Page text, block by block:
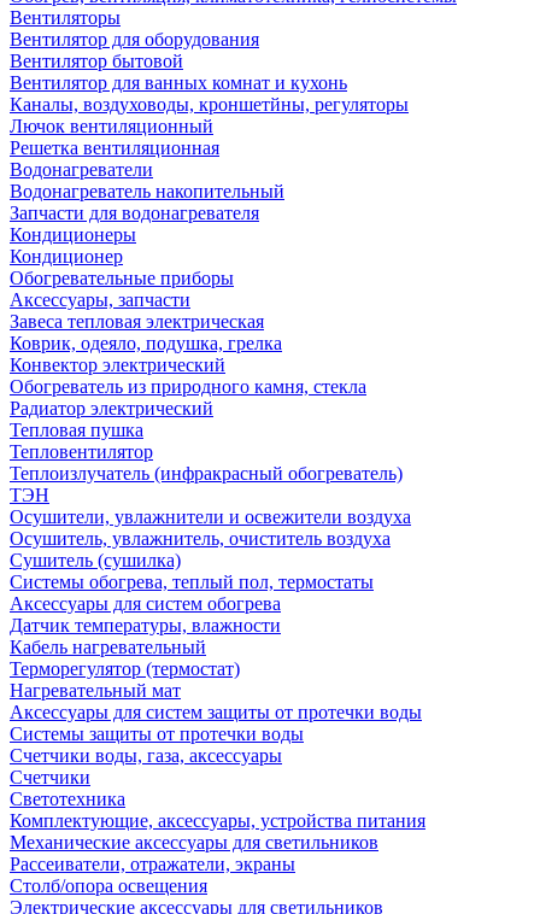
Вентиляторы
Вентилятор для оборудования
Вентилятор бытовой
Вентилятор для ванных комнат и кухонь
Каналы, воздуховоды, кроншетйны, регуляторы
Лючок вентиляционный
Решетка вентиляционная
Водонагреватели
Водонагреватель накопительный
Запчасти для водонагревателя
Кондиционеры
Кондиционер
Обогревательные приборы
Аксессуары, запчасти
Завеса тепловая электрическая
Коврик, одеяло, подушка, грелка
Конвектор электрический
Обогреватель из природного камня, стекла
Радиатор электрический
Тепловая пушка
Тепловентилятор
Теплоизлучатель (инфракрасный обогреватель)
ТЭН
Осушители, увлажнители и освежители воздуха
Осушитель, увлажнитель, очиститель воздуха
Сушитель (сушилка)
Системы обогрева, теплый пол, термостаты
Аксессуары для систем обогрева
Датчик температуры, влажности
Кабель нагревательный
Терморегулятор (термостат)
Нагревательный мат
Аксессуары для систем защиты от протечки воды
Системы защиты от протечки воды
Счетчики воды, газа, аксессуары
Счетчики
Светотехника
Комплектующие, аксессуары, устройства питания
Механические аксессуары для светильников
Рассеиватели, отражатели, экраны
Столб/опора освещения
Электрические аксессуары для светильников